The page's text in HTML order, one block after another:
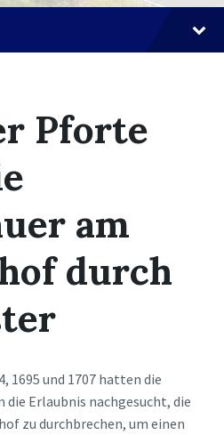
Pforte
am
durch
1695 und 1707 hatten die
die Erlaubnis nachgesucht, die
zu durchbrechen, um einen